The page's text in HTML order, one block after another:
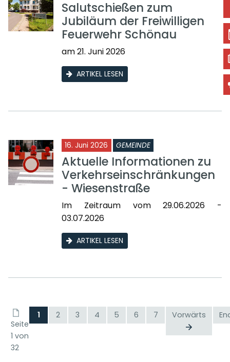
Salutschießen zum
Jubiläum der Freiwilligen
Feuerwehr Schönau
am 21. Juni 2026
ARTIKEL LESEN
16. Juni 2026 GEMEINDE
Aktuelle Informationen zu
Verkehrseinschränkungen
- Wiesenstraße
Im Zeitraum vom 29.06.2026 -
03.07.2026
ARTIKEL LESEN
Seite
1 von
32
1 2 3 4 5 6 7 Vorwärts